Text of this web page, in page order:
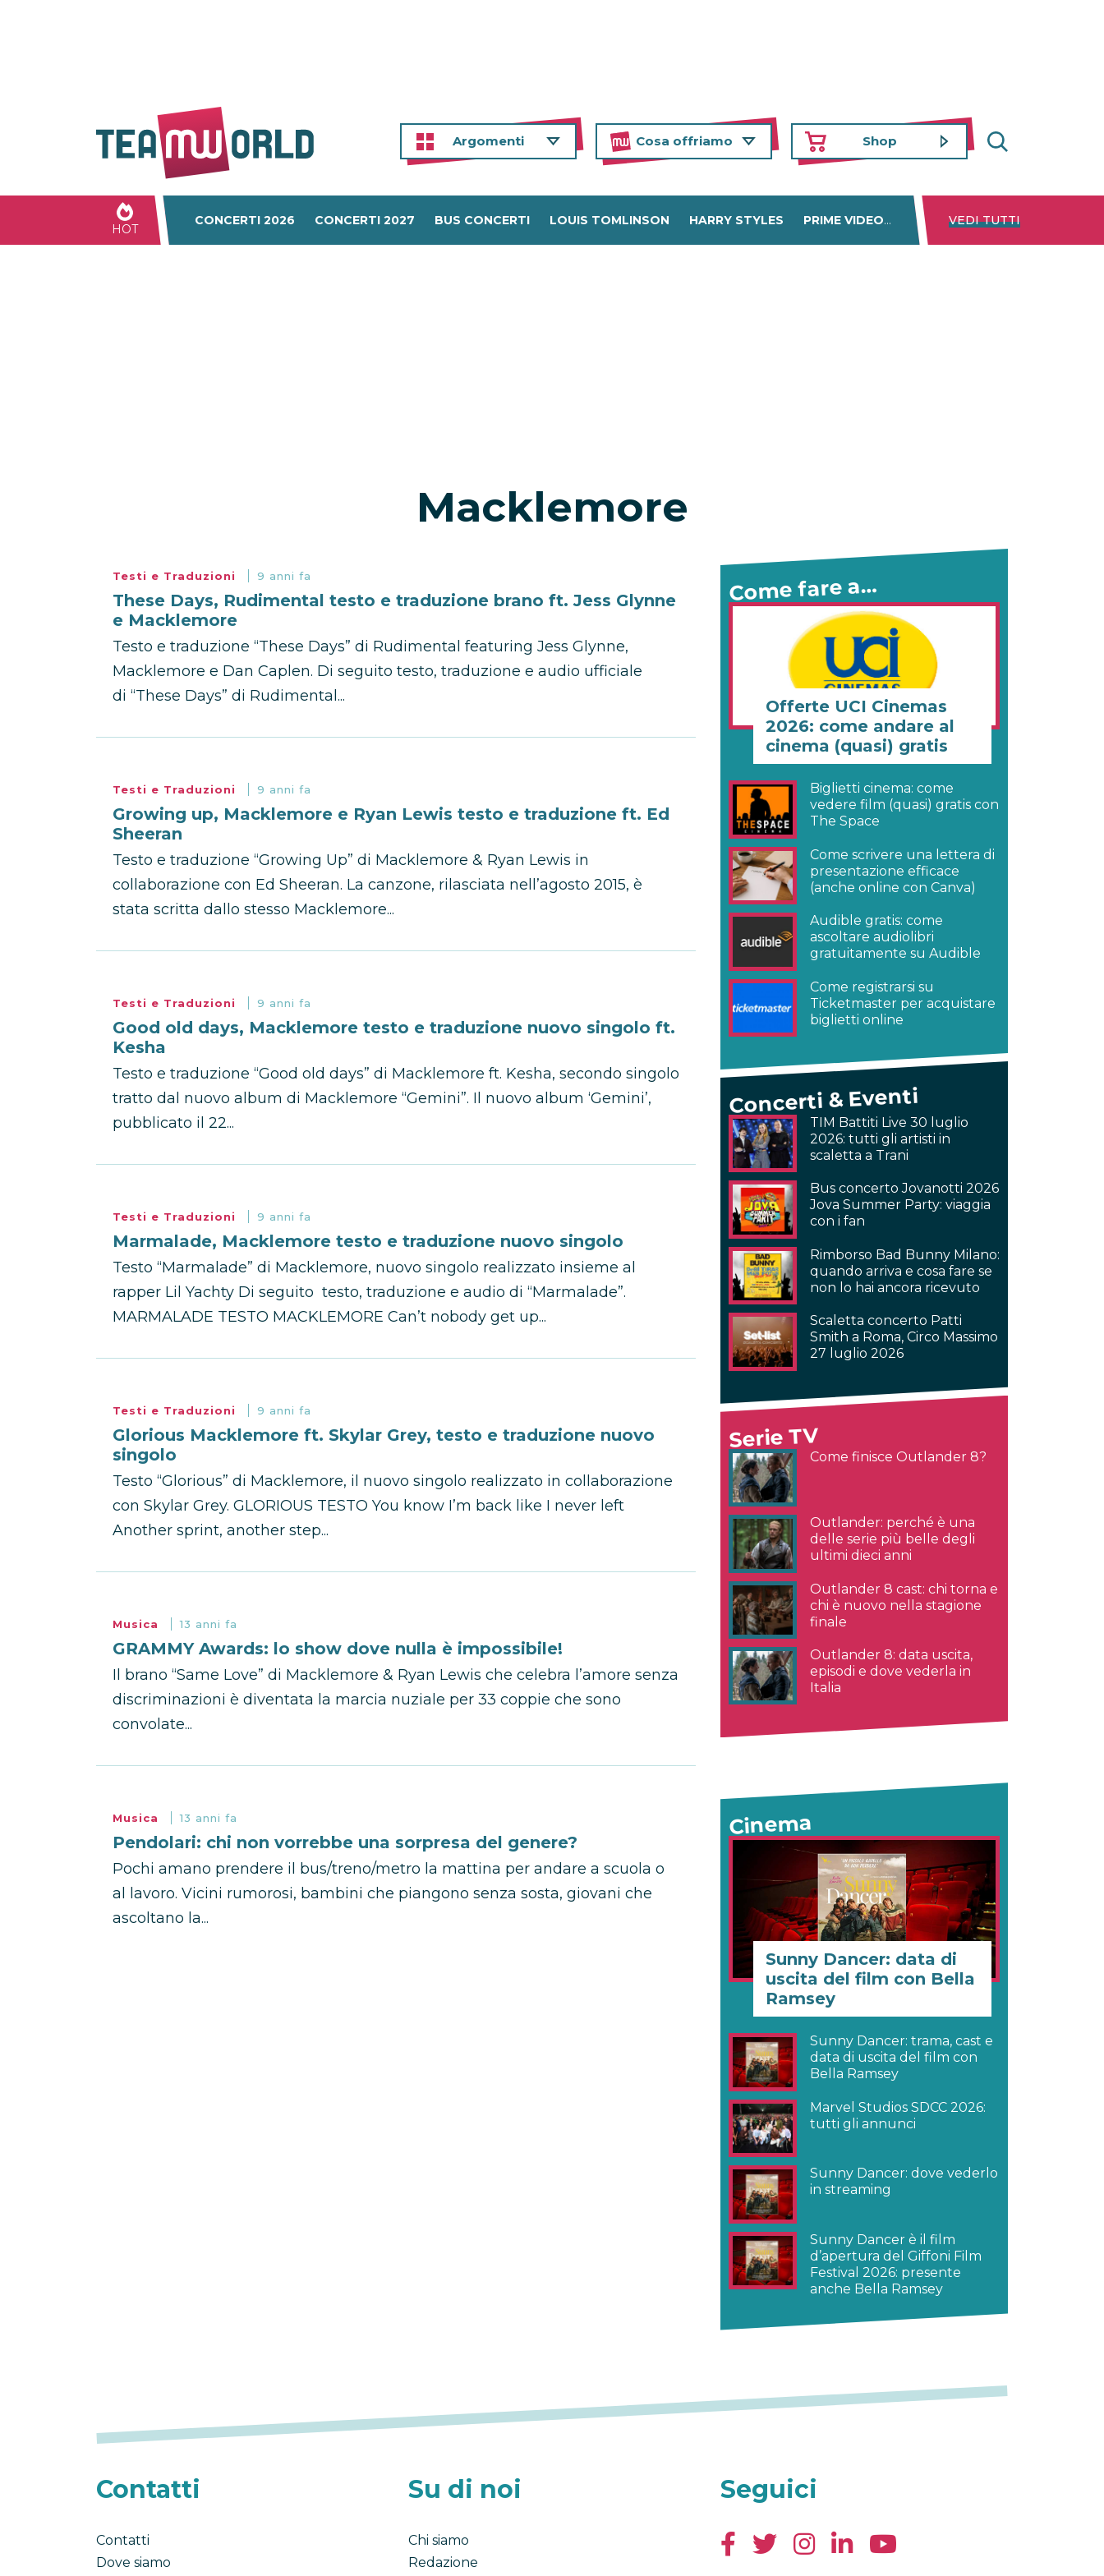
Argomenti Cosa offriamo Shop
HOT
CONCERTI 2026 CONCERTI 2027 BUS CONCERTI LOUIS TOMLINSON HARRY STYLES PRIME VIDEO DISNEY+ NETFLIX
VEDI TUTTI
Macklemore
Testi e Traduzioni 9 anni fa
These Days, Rudimental testo e traduzione brano ft. Jess Glynne
e Macklemore
Testo e traduzione “These Days” di Rudimental featuring Jess Glynne,
Macklemore e Dan Caplen. Di seguito testo, traduzione e audio ufficiale
di “These Days” di Rudimental...
Testi e Traduzioni 9 anni fa
Growing up, Macklemore e Ryan Lewis testo e traduzione ft. Ed
Sheeran
Testo e traduzione “Growing Up” di Macklemore & Ryan Lewis in
collaborazione con Ed Sheeran. La canzone, rilasciata nell’agosto 2015, è
stata scritta dallo stesso Macklemore...
Testi e Traduzioni 9 anni fa
Good old days, Macklemore testo e traduzione nuovo singolo ft.
Kesha
Testo e traduzione “Good old days” di Macklemore ft. Kesha, secondo singolo
tratto dal nuovo album di Macklemore “Gemini”. Il nuovo album ‘Gemini’,
pubblicato il 22...
Testi e Traduzioni 9 anni fa
Marmalade, Macklemore testo e traduzione nuovo singolo
Testo “Marmalade” di Macklemore, nuovo singolo realizzato insieme al
rapper Lil Yachty Di seguito testo, traduzione e audio di “Marmalade”.
MARMALADE TESTO MACKLEMORE Can’t nobody get up...
Testi e Traduzioni 9 anni fa
Glorious Macklemore ft. Skylar Grey, testo e traduzione nuovo
singolo
Testo “Glorious” di Macklemore, il nuovo singolo realizzato in collaborazione
con Skylar Grey. GLORIOUS TESTO You know I’m back like I never left
Another sprint, another step...
Musica 13 anni fa
GRAMMY Awards: lo show dove nulla è impossibile!
Il brano “Same Love” di Macklemore & Ryan Lewis che celebra l’amore senza
discriminazioni è diventata la marcia nuziale per 33 coppie che sono
convolate...
Musica 13 anni fa
Pendolari: chi non vorrebbe una sorpresa del genere?
Pochi amano prendere il bus/treno/metro la mattina per andare a scuola o
al lavoro. Vicini rumorosi, bambini che piangono senza sosta, giovani che
ascoltano la...
Come fare a…
Offerte UCI Cinemas
2026: come andare al
cinema (quasi) gratis
Biglietti cinema: come
vedere film (quasi) gratis con
The Space
Come scrivere una lettera di
presentazione efficace
(anche online con Canva)
Audible gratis: come
ascoltare audiolibri
gratuitamente su Audible
Come registrarsi su
Ticketmaster per acquistare
biglietti online
Concerti & Eventi
TIM Battiti Live 30 luglio
2026: tutti gli artisti in
scaletta a Trani
Bus concerto Jovanotti 2026
Jova Summer Party: viaggia
con i fan
Rimborso Bad Bunny Milano:
quando arriva e cosa fare se
non lo hai ancora ricevuto
Scaletta concerto Patti
Smith a Roma, Circo Massimo
27 luglio 2026
Serie TV
Come finisce Outlander 8?
Outlander: perché è una
delle serie più belle degli
ultimi dieci anni
Outlander 8 cast: chi torna e
chi è nuovo nella stagione
finale
Outlander 8: data uscita,
episodi e dove vederla in
Italia
Cinema
Sunny Dancer: data di
uscita del film con Bella
Ramsey
Sunny Dancer: trama, cast e
data di uscita del film con
Bella Ramsey
Marvel Studios SDCC 2026:
tutti gli annunci
Sunny Dancer: dove vederlo
in streaming
Sunny Dancer è il film
d’apertura del Giffoni Film
Festival 2026: presente
anche Bella Ramsey
Contatti
Contatti
Dove siamo
Su di noi
Chi siamo
Redazione
Seguici